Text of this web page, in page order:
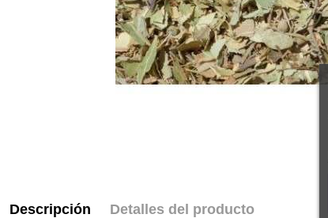
Descripción Detalles del producto